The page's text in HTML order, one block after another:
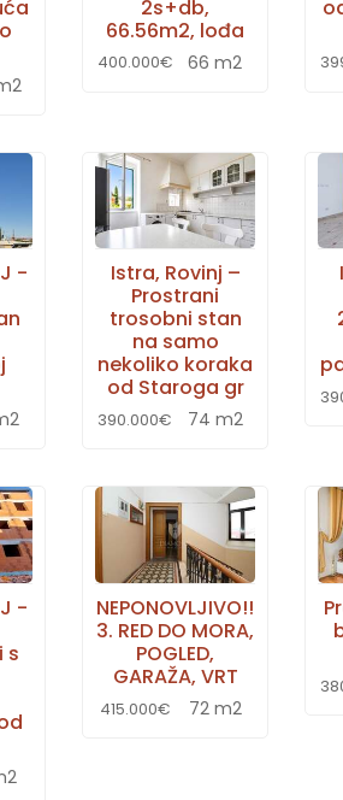
2s+db,
66.56m2, lođa
400.000€ 66 m2
-
Istra, Rovinj –
Prostrani
trosobni stan
na samo
nekoliko koraka
od Staroga gr
390.000€ 74 m2
-
s
NEPONOVLJIVO!!
3. RED DO MORA,
POGLED,
GARAŽA, VRT
415.000€ 72 m2